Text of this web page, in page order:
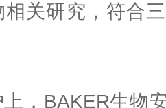
关研究，符合
，BAKER生物